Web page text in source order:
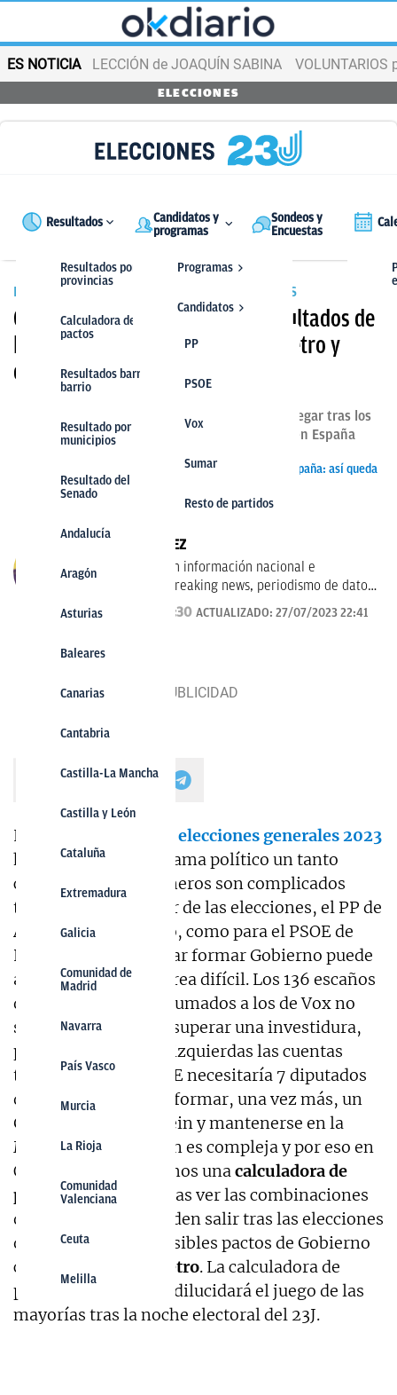
ES NOTICIA LECCIÓN de JOAQUÍN SABINA VOLUNTARIOS
ELECCIONES
Resultados
Resultados por
provincias
Calculadora de
pactos
Resultados barrio a
barrio
Resultado por
municipios
Resultado del
Senado
Andalucía
Aragón
Asturias
Baleares
Canarias
Cantabria
Castilla-La Mancha
Castilla y León
Cataluña
Extremadura
Galicia
Comunidad de
Madrid
Navarra
País Vasco
Murcia
La Rioja
Comunidad
Valenciana
Ceuta
Melilla
Candidatos y
programas
Programas
PP
PSOE
Vox
Sumar
Candidatos
PP
PSOE
Vox
Sumar
Resto de partidos
Sondeos y
Encuestas
PACTOS TRAS LAS ELECCIONES GENERALES
Calculadora de pactos de los resultados de
las elecciones generales: pactómetro y
quién formará Gobierno
Estos son los pactos a los que se podrían llegar tras los
resultados de las elecciones generales 2023 en España
Resultados de las elecciones generales 2023 en España: así queda
el mapa
JUANAN JIMÉNEZ
Especializado en información nacional e
internacional, breaking news, periodismo de datos
y visualización, también escribo sobre motor y
tecnología.
27/07/2023 22:30 ACTUALIZADO: 27/07/2023 22:41
Los
resultados de las elecciones generales 2023
han dejado un panorama político un tanto
complicado. Los números son complicados
tanto para el ganador de las elecciones, el PP de
Alberto Núñez Feijóo, como para el PSOE de
Pedro Sánchez. Lograr formar Gobierno puede
acabar siendo una tarea difícil. Los 136 escaños
del Partido Popular sumados a los de Vox no
son suficientes para superar una investidura,
pero en el bloque de izquierdas las cuentas
tampoco dan: el PSOE necesitaría 7 diputados
de
Puigdemont
para formar, una vez más, un
Gobierno Frankenstein y mantenerse en la
Moncloa. La situación es compleja y por eso en
OKDIARIO te ofrecemos unacalculadora de
pactospara que puedas ver las combinaciones
de Gobierno que pueden salir tras las elecciones
del 23J: recrea los posibles pactos de Gobierno
con nuestro
pactómetro. La calculadora de
pactos de OKDIARIO dilucidará el juego de las
mayorías tras la noche electoral del 23J.